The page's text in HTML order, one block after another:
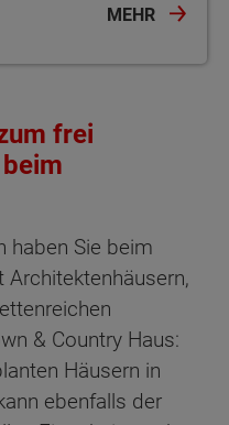
MEHR
frei
haben Sie beim
& Country Haus:
Häusern in
ebenfalls der